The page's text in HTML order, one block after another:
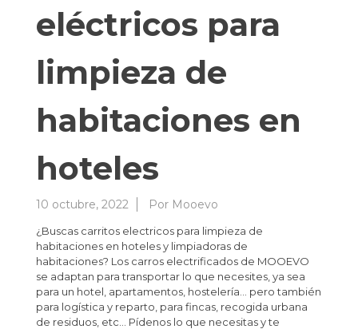
eléctricos para
limpieza de
habitaciones en
hoteles
10 octubre, 2022 Por Mooevo
¿Buscas carritos electricos para limpieza de
habitaciones en hoteles y limpiadoras de
habitaciones? Los carros electrificados de MOOEVO
se adaptan para transportar lo que necesites, ya sea
para un hotel, apartamentos, hostelería… pero también
para logística y reparto, para fincas, recogida urbana
de residuos, etc… Pídenos lo que necesitas y te